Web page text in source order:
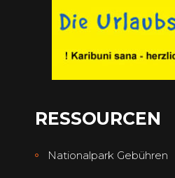
RESSOURCEN
Nationalpark Gebühren